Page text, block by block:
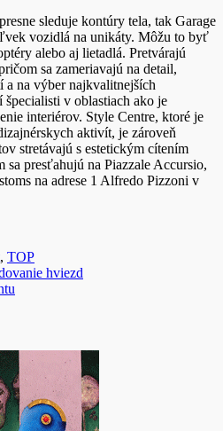
sleduje kontúry tela, tak Garage
vozidlá na unikáty. Môžu to byť
alebo aj lietadlá. Pretvárajú
sa zameriavajú na detail,
a na výber najkvalitnejších
v oblastiach ako je
interiérov. Style Centre, ktoré je
aktivít, je zároveň
stretávajú s estetickým cítením
presťahujú na Piazzale Accursio,
na adrese 1 Alfredo Pizzoni v
, TOP
hviezd